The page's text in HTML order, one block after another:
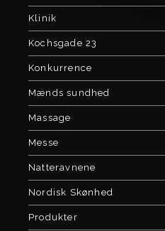
Klinik
Kochsgade 23
Konkurrence
Mænds sundhed
Massage
Messe
Natteravnene
Nordisk Skønhed
Produkter